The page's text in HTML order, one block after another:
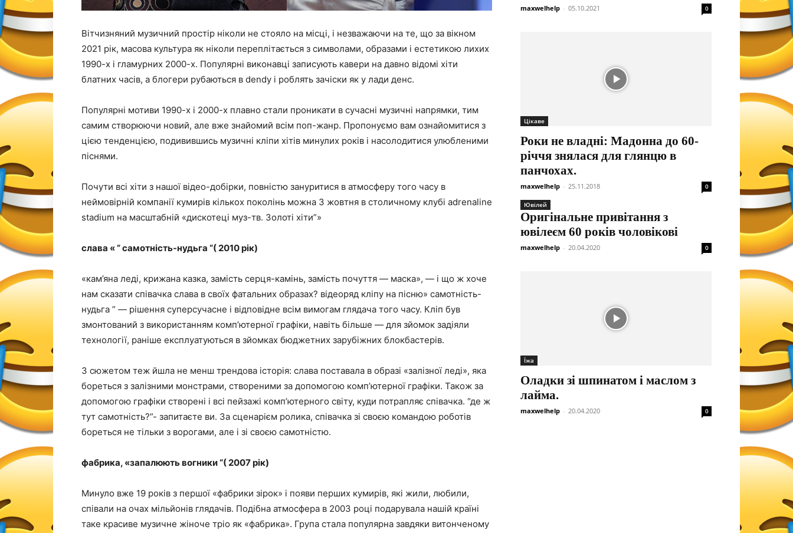
Вітчизняний музичний простір ніколи не стояло на місці, і незважаючи на те, що за вікном
2021 рік, масова культура як ніколи переплітається з символами, образами і естетикою лихих
1990-х і гламурних 2000-х. Популярні виконавці записують кавери на давно відомі хіти
блатних часів, а блогери рубаються в dendy і роблять зачіски як у лади денс.
Популярні мотиви 1990-х і 2000-х плавно стали проникати в сучасні музичні напрямки, тим
самим створюючи новий, але вже знайомий всім поп-жанр. Пропонуємо вам ознайомитися з
цією тенденцією, подивившись музичні кліпи хітів минулих років і насолодитися улюбленими
піснями.
Почути всі хіти з нашої відео-добірки, повністю зануритися в атмосферу того часу в
неймовірній компанії кумирів кількох поколінь можна 3 жовтня в столичному клубі adrenaline
stadium на масштабній «дискотеці муз-тв. Золоті хіти”»
слава « ” самотність-нудьга “( 2010 рік)
«кам’яна леді, крижана казка, замість серця-камінь, замість почуття — маска», — і що ж хоче
нам сказати співачка слава в своїх фатальних образах? відеоряд кліпу на пісню» самотність-
нудьга ” — рішення суперсучасне і відповідне всім вимогам глядача того часу. Кліп був
змонтований з використанням комп’ютерної графіки, навіть більше — для зйомок задіяли
технології, раніше експлуатуються в зйомках бюджетних зарубіжних блокбастерів.
З сюжетом теж йшла не менш трендова історія: слава поставала в образі «залізної леді», яка
бореться з залізними монстрами, створеними за допомогою комп’ютерної графіки. Також за
допомогою графіки створені і всі пейзажі комп’ютерного світу, куди потрапляє співачка. “де ж
тут самотність?”- запитаєте ви. За сценарієм ролика, співачка зі своєю командою роботів
бореться не тільки з ворогами, але і зі своєю самотністю.
фабрика, «запалюють вогники “( 2007 рік)
Минуло вже 19 років з першої «фабрики зірок» і появи перших кумирів, які жили, любили,
співали на очах мільйонів глядачів. Подібна атмосфера в 2003 році подарувала нашій країні
таке красиве музичне жіноче тріо як «фабрика». Група стала популярна завдяки витонченому
maxwelhelp - 05.10.2021 0
Цікаве
Роки не владні: Мадонна до 60-
річчя знялася для глянцю в
панчохах.
maxwelhelp - 25.11.2018 0
Ювілей
Оригінальне привітання з
ювілеєм 60 років чоловікові
maxwelhelp - 20.04.2020 0
Їжа
Оладки зі шпинатом і маслом з
лайма.
maxwelhelp - 20.04.2020 0